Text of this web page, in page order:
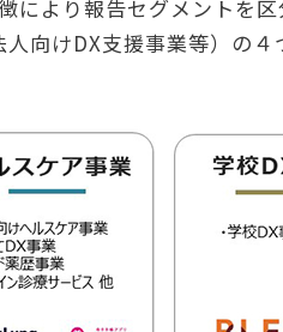
により報告セグメントを
向けDX支援事業等）の４